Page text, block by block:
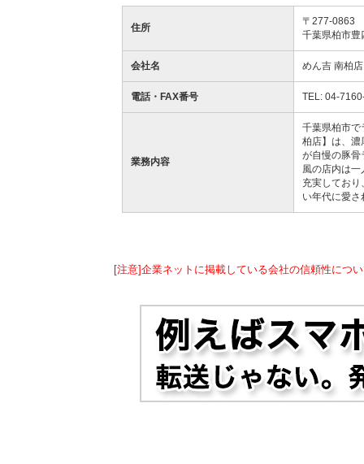
住所
〒277-0863
千葉県柏市豊
会社名 めん吉 南柏店
電話・FAX番号 TEL: 04-
業務内容
千葉県柏市で
柏店】は、濃
が自慢の豚骨
風の店内は
充実してお
い年代に愛
[注意]企業ネットに掲載している会社の信頼性につ